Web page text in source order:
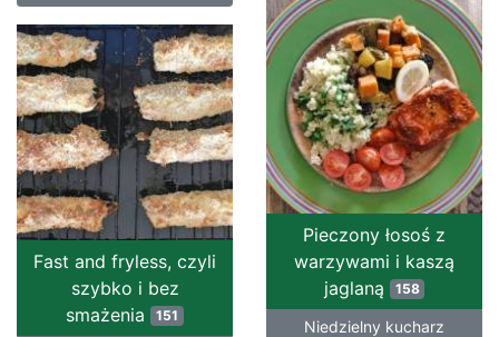
Pieczony łosoś z
warzywami i kaszą
jaglaną
158
Niedzielny kucharz
Fast and fryless, czyli
szybko i bez
smażenia 151